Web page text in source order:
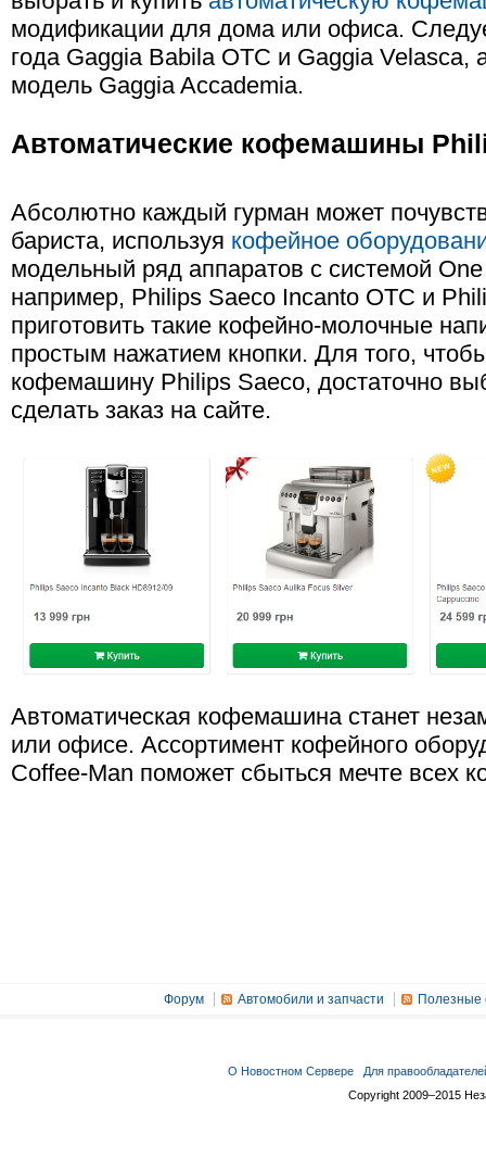
модификации для дома или офиса.
года Gaggia Babila OTC и Gaggia
модель Gaggia Accademia.
Автоматические кофемашины
Абсолютно каждый гурман может
бариста, используя кофейное
модельный ряд аппаратов с системой
например, Philips Saeco Incanto OTC и
приготовить такие кофейно-молочные
простым нажатием кнопки. Для того,
кофемашину Philips Saeco, достаточно
сделать заказ на сайте.
Автоматическая кофемашина станет
или офисе. Ассортимент кофейного
Coffee-Man поможет сбыться мечте всех
Форум Автомобили и запчасти Полезные
О Новостном Сервере
Для
Copyright 2009–2015